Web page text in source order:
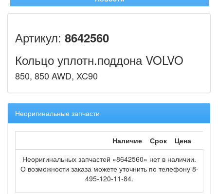
Артикул: 8642560
Кольцо уплотн.поддона VOLVO
850, 850 AWD, XC90
Неоригинальные запчасти
Наличие Срок
Цена
Неоригинальных запчастей «8642560» нет в наличии.
О возможности заказа можете уточнить по телефону 8-
495-120-11-84.